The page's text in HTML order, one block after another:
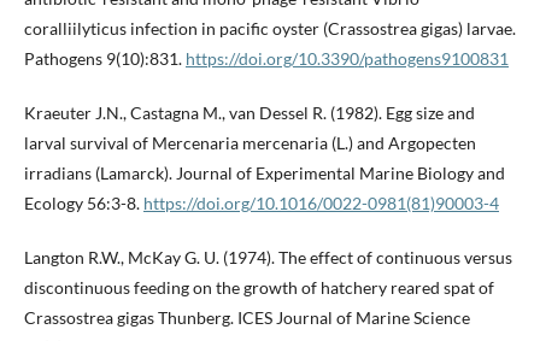
coralliilyticus infection in pacific oyster (Crassostrea gigas) larvae.
Pathogens 9(10):831. https://doi.org/10.3390/pathogens9100831
Kraeuter J.N., Castagna M., van Dessel R. (1982). Egg size and
larval survival of Mercenaria mercenaria (L.) and Argopecten
irradians (Lamarck). Journal of Experimental Marine Biology and
Ecology 56:3-8. https://doi.org/10.1016/0022-0981(81)90003-4
Langton R.W., McKay G. U. (1974). The effect of continuous versus
discontinuous feeding on the growth of hatchery reared spat of
Crassostrea gigas Thunberg. ICES Journal of Marine Science